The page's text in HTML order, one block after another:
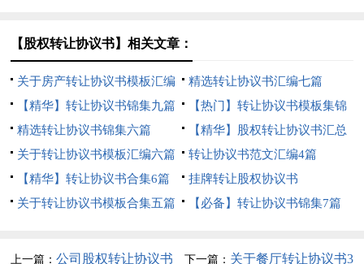
【股权转让协议书】相关文章：
关于房产转让协议书模板汇编
6篇
精选转让协议书汇编七篇
【精华】转让协议书锦集九篇
【热门】转让协议书模板集锦
6篇
精选转让协议书锦集六篇
【精华】股权转让协议书汇总
五篇
关于转让协议书模板汇编六篇
转让协议书范文汇编4篇
【精华】转让协议书合集6篇
挂牌转让股权协议书
关于转让协议书模板合集五篇
【必备】转让协议书锦集7篇
上一篇：公司股权转让协议书 下一篇： 关于餐厅转让协议书3